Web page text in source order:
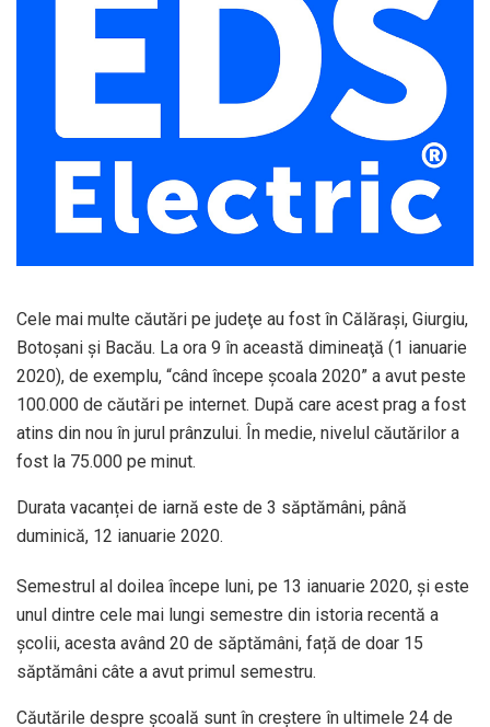
Cele mai multe căutări pe judeţe au fost în Călăraşi, Giurgiu,
Botoşani şi Bacău. La ora 9 în această dimineaţă (1 ianuarie
2020), de exemplu, “când începe şcoala 2020” a avut peste
100.000 de căutări pe internet. După care acest prag a fost
atins din nou în jurul prânzului. În medie, nivelul căutărilor a
fost la 75.000 pe minut.
Durata vacanței de iarnă este de 3 săptămâni, până
duminică, 12 ianuarie 2020.
Semestrul al doilea începe luni, pe 13 ianuarie 2020, și este
unul dintre cele mai lungi semestre din istoria recentă a
școlii, acesta având 20 de săptămâni, față de doar 15
săptămâni câte a avut primul semestru.
Căutările despre şcoală sunt în creştere în ultimele 24 de